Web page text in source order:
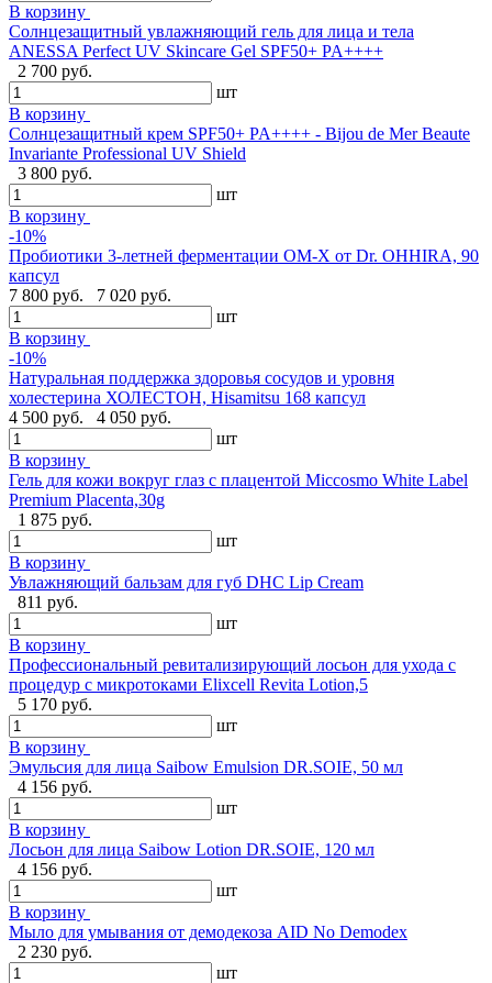
В корзину
Солнцезащитный увлажняющий гель для лица и тела
ANESSA Perfect UV Skincare Gel SPF50+ PA++++
2 700 руб.
шт
В корзину
Cолнцезащитный крем SPF50+ PA++++ - Bijou de Mer Beaute
Invariante Professional UV Shield
3 800 руб.
шт
В корзину
-10%
Пробиотики 3-летней ферментации OM-X от Dr. OHHIRA, 90
капсул
7 800 руб.
7 020 руб.
шт
В корзину
-10%
Натуральная поддержка здоровья сосудов и уровня
холестерина ХОЛЕСТОН, Hisamitsu 168 капсул
4 500 руб.
4 050 руб.
шт
В корзину
Гель для кожи вокруг глаз с плацентой Miccosmo White Label
Premium Placenta,30g
1 875 руб.
шт
В корзину
Увлажняющий бальзам для губ DHC Lip Cream
811 руб.
шт
В корзину
Профессиональный ревитализирующий лосьон для ухода с
процедур с микротоками Elixcell Revita Lotion,5
5 170 руб.
шт
В корзину
Эмульсия для лица Saibow Emulsion DR.SOIE, 50 мл
4 156 руб.
шт
В корзину
Лосьон для лица Saibow Lotion DR.SOIE, 120 мл
4 156 руб.
шт
В корзину
Мыло для умывания от демодекоза AID No Demodex
2 230 руб.
шт